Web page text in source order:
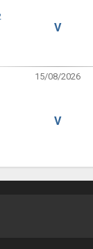
V
15/08/2026
V